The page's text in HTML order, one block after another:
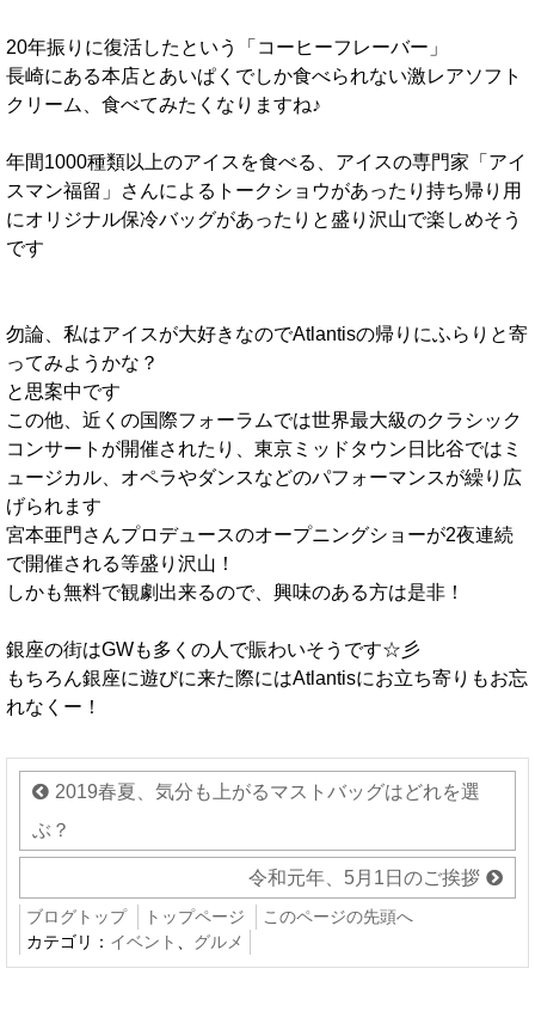
20年振りに復活したという「コーヒーフレーバー」
長崎にある本店とあいぱくでしか食べられない激レアソフト
クリーム、食べてみたくなりますね♪
年間1000種類以上のアイスを食べる、アイスの専門家「アイ
スマン福留」さんによるトークショウがあったり持ち帰り用
にオリジナル保冷バッグがあったりと盛り沢山で楽しめそう
です
勿論、私はアイスが大好きなのでAtlantisの帰りにふらりと寄
ってみようかな？
と思案中です
この他、近くの国際フォーラムでは世界最大級のクラシック
コンサートが開催されたり、東京ミッドタウン日比谷ではミ
ュージカル、オペラやダンスなどのパフォーマンスが繰り広
げられます
宮本亜門さんプロデュースのオープニングショーが2夜連続
で開催される等盛り沢山！
しかも無料で観劇出来るので、興味のある方は是非！
銀座の街はGWも多くの人で賑わいそうです☆彡
もちろん銀座に遊びに来た際にはAtlantisにお立ち寄りもお忘
れなくー！
2019春夏、気分も上がるマストバッグはどれを選
ぶ？
令和元年、5月1日のご挨拶
ブログトップ トップページ
このページの先頭へ
カテゴリ： イベント グルメ